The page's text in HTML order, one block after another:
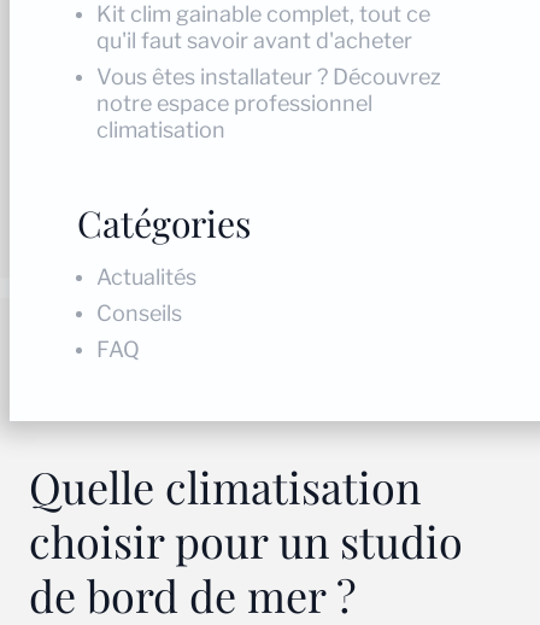
Quelle climatisation
choisir pour un studio
de bord de mer ?
Kit clim gainable complet, tout ce
qu'il faut savoir avant d'acheter
Vous êtes installateur ? Découvrez
notre espace professionnel
climatisation
Catégories
Actualités
Conseils
FAQ